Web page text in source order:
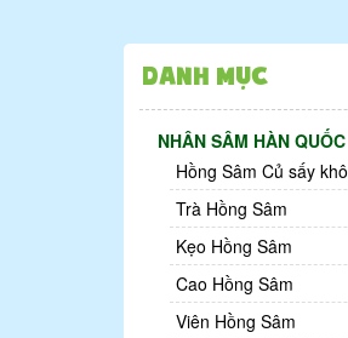
Danh mục
NHÂN SÂM HÀN QUỐC
Hồng Sâm Củ sấy khô
Trà Hồng Sâm
Kẹo Hồng Sâm
Cao Hồng Sâm
Viên Hồng Sâm